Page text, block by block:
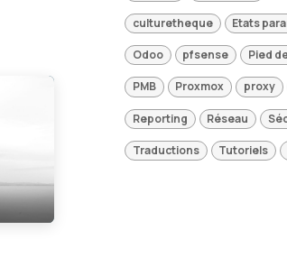
culturetheque Etats
Odoo pfsense Pied
PMB Proxmox proxy
Reporting Réseau
Traductions Tutoriels